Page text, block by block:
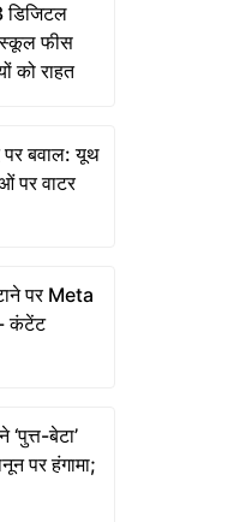
स्कूल फीस
को राहत
पर बवाल: यूथ
पर वाटर
पर Meta
कंटेंट
बेटा’
पर हंगामा;